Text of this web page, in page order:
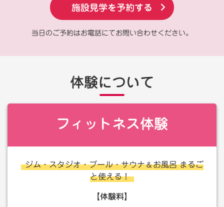
施設見学を予約する
当日のご予約はお電話にてお問い合わせください。
体験について
フィットネス体験
ジム・スタジオ・プール・サウナ＆お風呂 まるご
と使える！
【体験料】